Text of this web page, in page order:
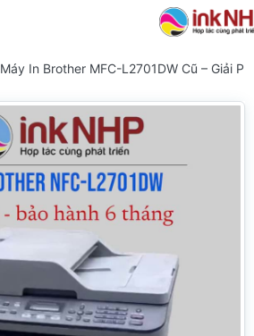
Máy In Brother MFC-L2701DW Cũ – Giải